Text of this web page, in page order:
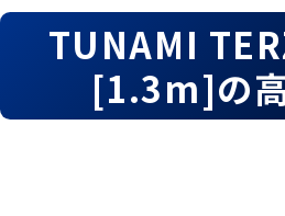
TUNAMI
[1.3m]の